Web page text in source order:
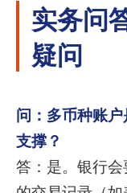
实务问
疑问
问：多币种账
支撑？
答：是。银行